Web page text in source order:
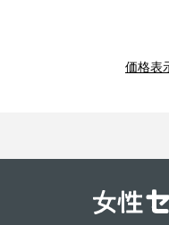
価格表